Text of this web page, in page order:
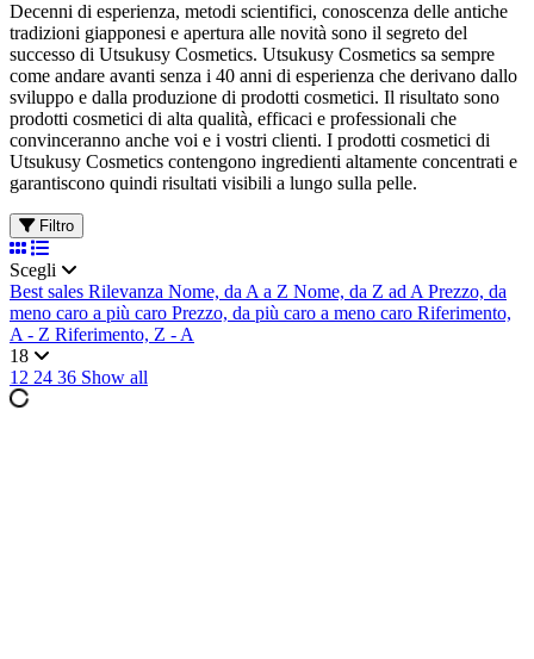
Decenni di esperienza, metodi scientifici, conoscenza delle antiche
tradizioni giapponesi e apertura alle novità sono il segreto del
successo di Utsukusy Cosmetics. Utsukusy Cosmetics sa sempre
come andare avanti senza i 40 anni di esperienza che derivano dallo
sviluppo e dalla produzione di prodotti cosmetici. Il risultato sono
prodotti cosmetici di alta qualità, efficaci e professionali che
convinceranno anche voi e i vostri clienti. I prodotti cosmetici di
Utsukusy Cosmetics contengono ingredienti altamente concentrati e
garantiscono quindi risultati visibili a lungo sulla pelle.
Filtro
Scegli
Best sales Rilevanza Nome, da A a Z Nome, da Z ad APrezzo, da
meno caro a più caro Prezzo, da più caro a meno caro Riferimento,
A - Z Riferimento, Z - A
18
12 24 36 Show all